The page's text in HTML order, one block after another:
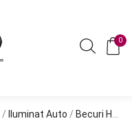
0
/ Iluminat Auto / Becuri Halogen